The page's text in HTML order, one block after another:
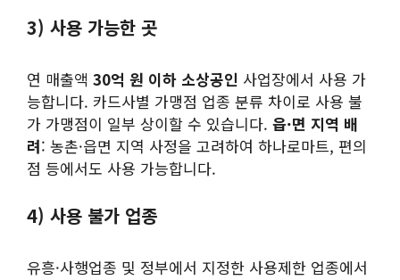
3) 사용 가능한 곳
연 매출액 30억 원 이하 소상공인 사업장에서 사용 가
능합니다. 카드사별 가맹점 업종 분류 차이로 사용 불
가 가맹점이 일부 상이할 수 있습니다. 읍·면 지역 배
려: 농촌·읍면 지역 사정을 고려하여 하나로마트, 편의
점 등에서도 사용 가능합니다.
4) 사용 불가 업종
유흥·사행업종 및 정부에서 지정한 사용제한 업종에서